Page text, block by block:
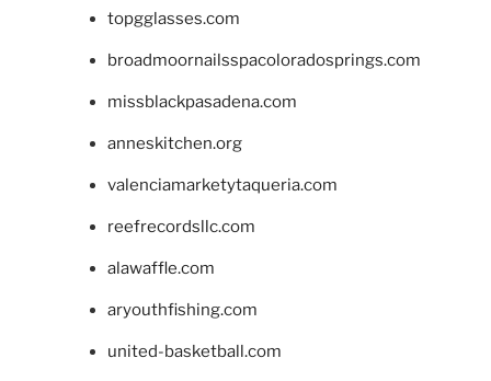
topgglasses.com
broadmoornailsspacoloradosprings.com
missblackpasadena.com
anneskitchen.org
valenciamarketytaqueria.com
reefrecordsllc.com
alawaffle.com
aryouthfishing.com
united-basketball.com